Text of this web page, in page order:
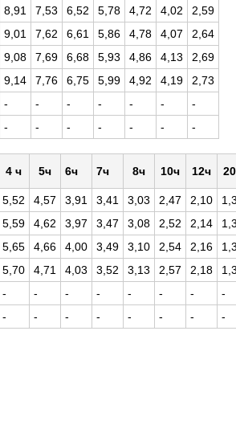
8,91 7,53 6,52 5,78 4,72 4,02
2,59
9,01 7,62 6,61 5,86 4,78 4,07
2,64
9,08 7,69 6,68 5,93 4,86 4,13
2,69
9,14 7,76 6,75 5,99 4,92 4,19
2,73
- - - - - -
-
- - - - - - -
4 ч 5ч 6ч 7ч 8ч 10ч 12ч
5,52 4,57 3,91 3,41 3,03 2,47 2,10
5,59 4,62 3,97 3,47 3,08 2,52 2,14
5,65 4,66 4,00 3,49 3,10 2,54 2,16
5,70 4,71 4,03 3,52 3,13 2,57 2,18
- - - - - - -
-
- - - - - - - -